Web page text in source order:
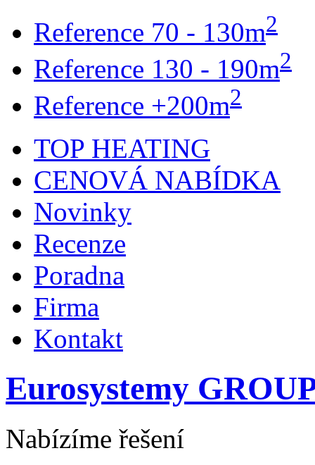
Reference 70 - 130m2
Reference 130 - 190m2
Reference +200m2
TOP HEATING
CENOVÁ NABÍDKA
Novinky
Recenze
Poradna
Firma
Kontakt
Eurosystemy
Nabízíme řešení